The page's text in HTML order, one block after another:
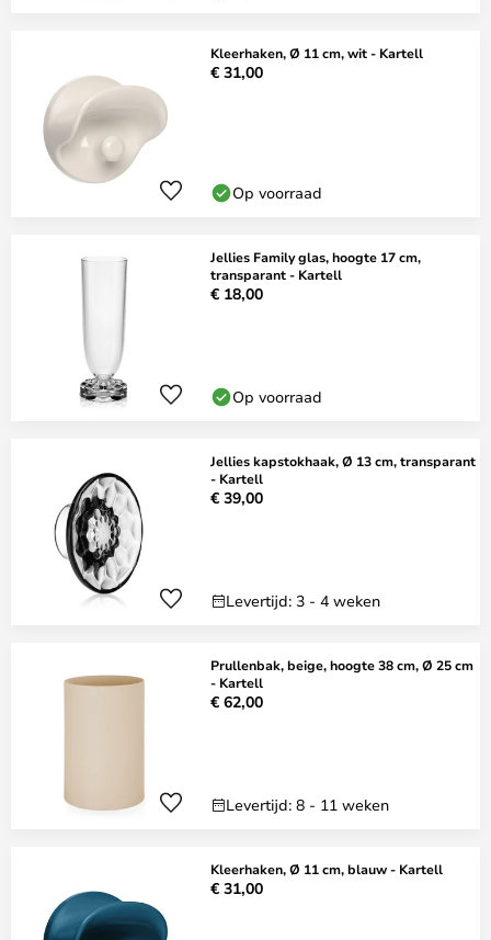
Kleerhaken, Ø 11 cm, wit - Kartell
€ 31,00
Op voorraad
Jellies Family glas, hoogte 17 cm,
transparant - Kartell
€ 18,00
Op voorraad
Jellies kapstokhaak, Ø 13 cm, transparant
- Kartell
€ 39,00
Levertijd: 3 - 4 weken
Prullenbak, beige, hoogte 38 cm, Ø 25 cm
- Kartell
€ 62,00
Levertijd: 8 - 11 weken
Kleerhaken, Ø 11 cm, blauw - Kartell
€ 31,00